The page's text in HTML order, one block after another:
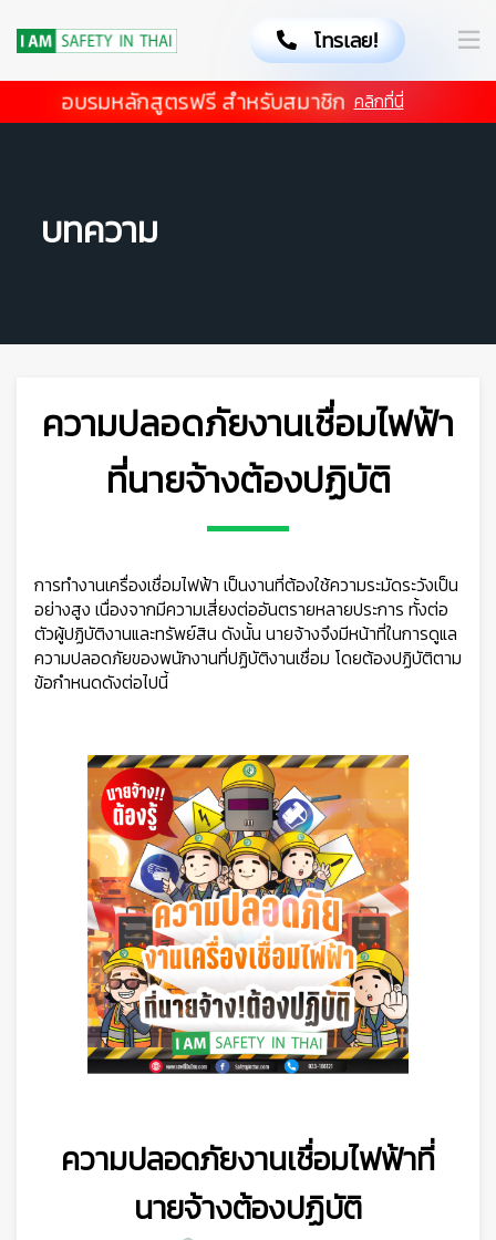
โทรเลย!
อบรมหลักสูตรฟรี สำหรับสมาชิก คลิกที่นี่
👷‍♀
บทความ
ความปลอดภัยงานเชื่อมไฟฟ้า
ที่นายจ้างต้องปฏิบัติ
การทำงานเครื่องเชื่อมไฟฟ้า เป็นงานที่ต้องใช้ความระมัดระวังเป็น
อย่างสูง เนื่องจากมีความเสี่ยงต่ออันตรายหลายประการ ทั้งต่อ
ตัวผู้ปฏิบัติงานและทรัพย์สิน ดังนั้น นายจ้างจึงมีหน้าที่ในการดูแล
ความปลอดภัยของพนักงานที่ปฏิบัติงานเชื่อม โดยต้องปฏิบัติตาม
ข้อกำหนดดังต่อไปนี้
ความปลอดภัยงานเชื่อมไฟฟ้าที่
นายจ้างต้องปฏิบัติ